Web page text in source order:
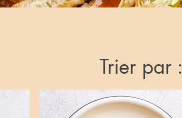
Trier par :